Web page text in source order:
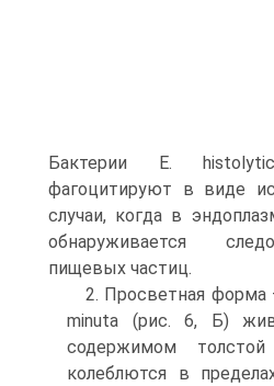
Бактерии Е.
фагоцитируют в виде
случаи, когда в
обнаруживается
пищевых частиц.
2. Просветная
minuta (рис. 6, Б)
содержимом
колеблются в